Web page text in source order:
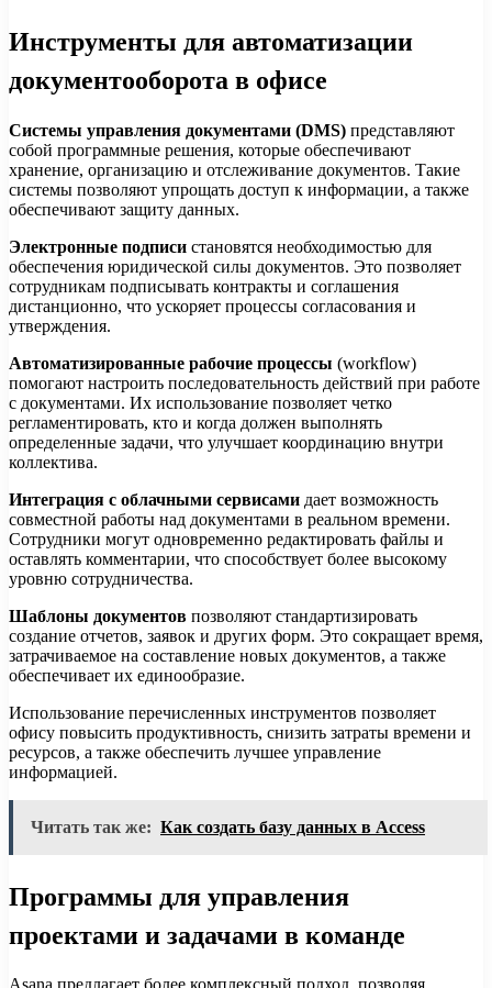
Инструменты для автоматизации
документооборота в офисе
Системы управления документами (DMS) представляют
собой программные решения, которые обеспечивают
хранение, организацию и отслеживание документов. Такие
системы позволяют упрощать доступ к информации, а также
обеспечивают защиту данных.
Электронные подписи становятся необходимостью для
обеспечения юридической силы документов. Это позволяет
сотрудникам подписывать контракты и соглашения
дистанционно, что ускоряет процессы согласования и
утверждения.
Автоматизированные рабочие процессы (workflow)
помогают настроить последовательность действий при работе
с документами. Их использование позволяет четко
регламентировать, кто и когда должен выполнять
определенные задачи, что улучшает координацию внутри
коллектива.
Интеграция с облачными сервисами дает возможность
совместной работы над документами в реальном времени.
Сотрудники могут одновременно редактировать файлы и
оставлять комментарии, что способствует более высокому
уровню сотрудничества.
Шаблоны документов позволяют стандартизировать
создание отчетов, заявок и других форм. Это сокращает время,
затрачиваемое на составление новых документов, а также
обеспечивает их единообразие.
Использование перечисленных инструментов позволяет
офису повысить продуктивность, снизить затраты времени и
ресурсов, а также обеспечить лучшее управление
информацией.
Читать так же: Как создать базу данных в Access
Программы для управления
проектами и задачами в команде